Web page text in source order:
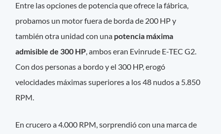
Entre las opciones de potencia que ofrece la fábrica,
probamos un motor fuera de borda de 200 HP y
también otra unidad con una potencia máxima
admisible de 300 HP, ambos eran Evinrude E-TEC G2.
Con dos personas a bordo y el 300 HP, erogó
velocidades máximas superiores a los 48 nudos a 5.850
RPM.
En crucero a 4.000 RPM, sorprendió con una marca de